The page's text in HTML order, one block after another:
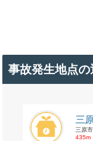
事故発生地点
三
三原
435m